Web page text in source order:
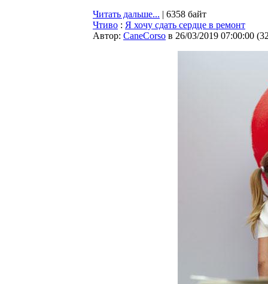
Читать дальше... | 6358 байт
Чтиво : Я хочу сдать сердце в ремонт
Автор: CaneCorso в 26/03/2019 07:00:00 (